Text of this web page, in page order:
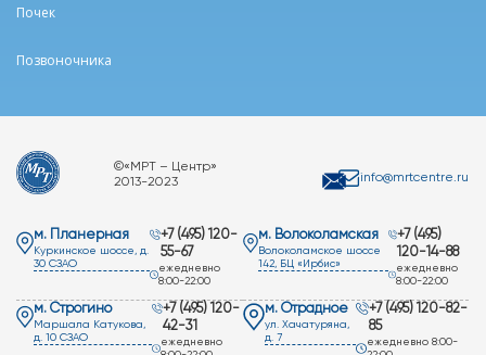
Почек
Позвоночника
©«МРТ – Центр»
2013-2023
info@mrtcentre.ru
м. Планерная
Куркинское шоссе, д.
30 СЗАО
+7 (495) 120-
55-67
ежедневно
8:00-22:00
м. Волоколамская
Волоколамское шоссе
142, БЦ «Ирбис»
+7 (495)
120-14-88
ежедневно
8:00-22:00
м. Строгино
Маршала Катукова,
д. 10 СЗАО
+7 (495) 120-
42-31
ежедневно
м. Отрадное
ул. Хачатуряна,
д. 7
+7 (495) 120-82-
85
ежедневно 8:00-